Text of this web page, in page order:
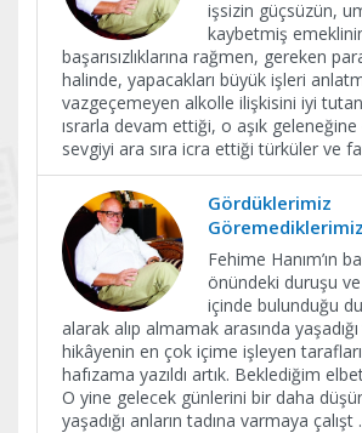
işsizin güçsüzün,
kaybetmiş
başarısızlıklarına rağmen, gereken
halinde, yapacakları büyük işleri
vazgeçemeyen alkolle ilişkisini iyi
ısrarla devam ettiği, o aşık
sevgiyi ara sıra icra ettiği türküler ve
Gördüklerimiz
Fehime Hanım’ın
önündeki duruşu ve
içinde bulunduğu
alarak alıp almamak arasında
hikâyenin en çok içime işleyen
hafızama yazıldı artık. Beklediğim
O yine gelecek günlerini bir daha
yaşadığı anların tadına varmaya çalışt